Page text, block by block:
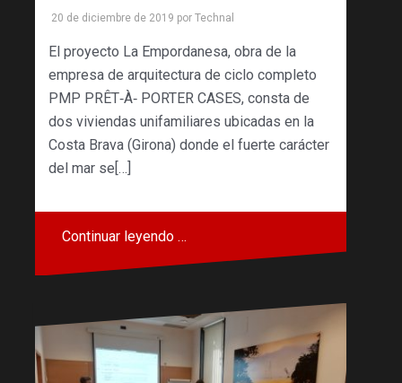
20 de diciembre de 2019 por Technal
El proyecto La Empordanesa, obra de la
empresa de arquitectura de ciclo completo
PMP PRÊT‐À‐ PORTER CASES, consta de
dos viviendas unifamiliares ubicadas en la
Costa Brava (Girona) donde el fuerte carácter
del mar se[…]
Continuar leyendo …